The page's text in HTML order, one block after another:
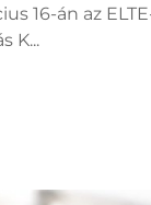
16-án az
K...